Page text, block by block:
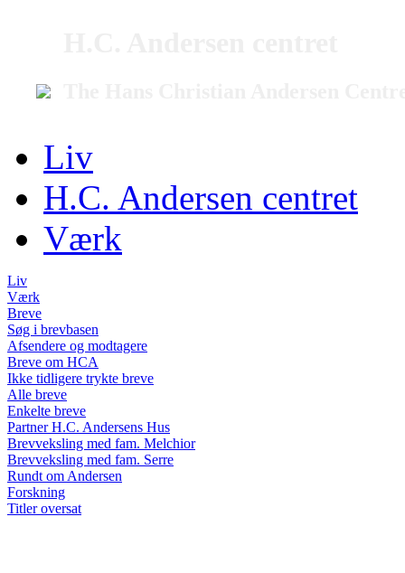
Liv
H.C. Andersen centret
Værk
Liv
Værk
Breve
Søg i brevbasen
Afsendere og modtagere
Breve om HCA
Ikke tidligere trykte breve
Alle breve
Enkelte breve
Partner H.C. Andersens Hus
Brevveksling med fam. Melchior
Brevveksling med fam. Serre
Rundt om Andersen
Forskning
Titler oversat